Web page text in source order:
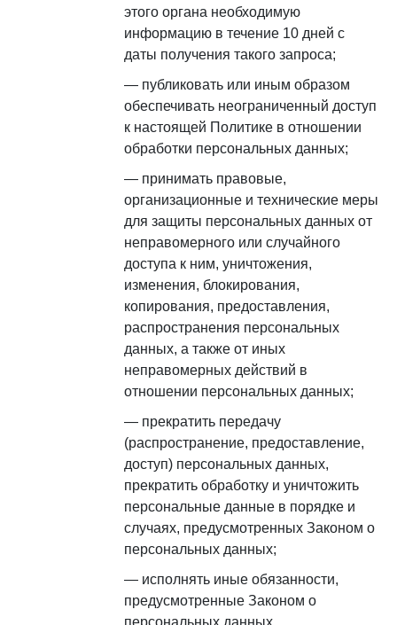
этого органа необходимую
информацию в течение 10 дней с
даты получения такого запроса;
публиковать или иным образом
обеспечивать неограниченный доступ
к настоящей Политике в отношении
обработки персональных данных;
принимать правовые,
организационные и технические меры
для защиты персональных данных от
неправомерного или случайного
доступа к ним, уничтожения,
изменения, блокирования,
копирования, предоставления,
распространения персональных
данных, а также от иных
неправомерных действий в
отношении персональных данных;
прекратить передачу
(распространение, предоставление,
доступ) персональных данных,
прекратить обработку и уничтожить
персональные данные в порядке и
случаях, предусмотренных Законом о
персональных данных;
исполнять иные обязанности,
предусмотренные Законом о
персональных данных.